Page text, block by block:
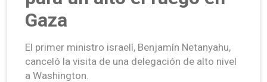
Gaza
El primer ministro israelí, Benjamín Netanyahu,
canceló la visita de una delegación de alto nivel
a Washington.